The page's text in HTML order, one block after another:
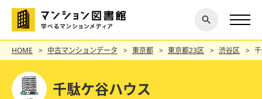
探す
閉じ
る
HOME 中古マンションデータ 東京都 東京都23区 渋谷区
千駄ケ谷ハウス